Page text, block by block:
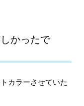
かったで
カラーさせていた